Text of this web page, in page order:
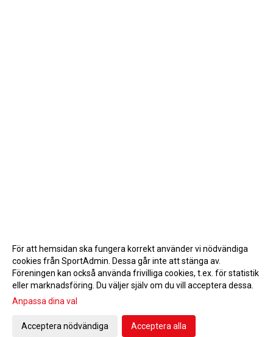
Gå till Webbversion
För att hemsidan ska fungera korrekt använder vi nödvändiga
cookies från SportAdmin. Dessa går inte att stänga av.
Föreningen kan också använda frivilliga cookies, t.ex. för statistik
eller marknadsföring. Du väljer själv om du vill acceptera dessa.
Anpassa dina val
Acceptera nödvändiga Acceptera alla